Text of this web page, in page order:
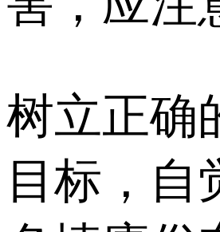
树立正确
目标，自